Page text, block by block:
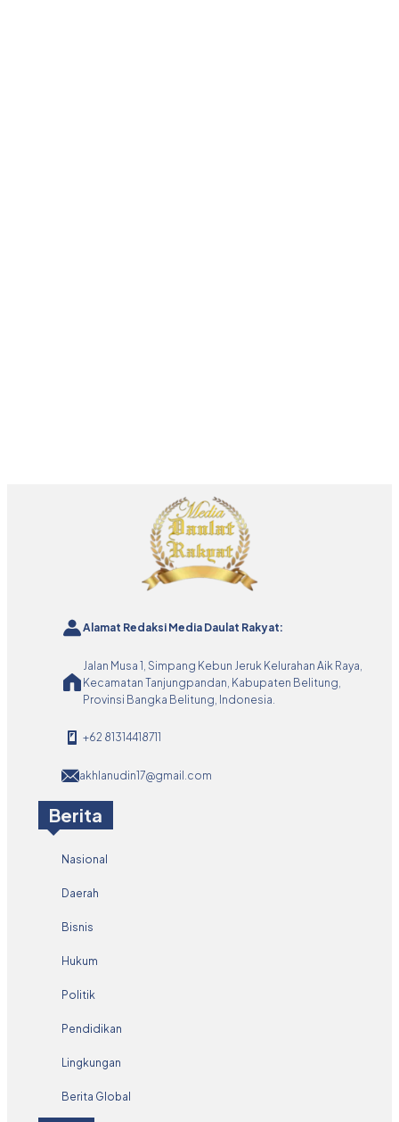
Alamat Redaksi Media Daulat Rakyat:
Jalan Musa 1, Simpang Kebun Jeruk Kelurahan Aik Raya,
Kecamatan Tanjungpandan, Kabupaten Belitung,
Provinsi Bangka Belitung, Indonesia.
+62 81314418711
akhlanudin17@gmail.com
Berita
Nasional
Daerah
Bisnis
Hukum
Politik
Pendidikan
Lingkungan
Berita Global